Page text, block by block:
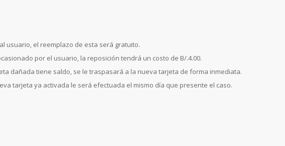
usuario, el reemplazo de esta será gratuito.
por el usuario, la reposición tendrá un costo de B/.4.00.
dañada tiene saldo, se le traspasará a la nueva tarjeta de forma inmediata.
tarjeta ya activada le será efectuada el mismo día que presente el caso.